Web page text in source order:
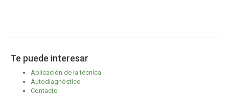
Te puede interesar
Aplicación de la técnica
Autodiagnóstico
Contacto